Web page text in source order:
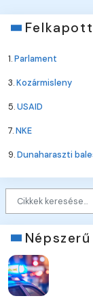
Felkapott
1.Parlament
3.Kozármisleny
5.USAID
7.NKE
9.Dunaharaszti
Népszerű